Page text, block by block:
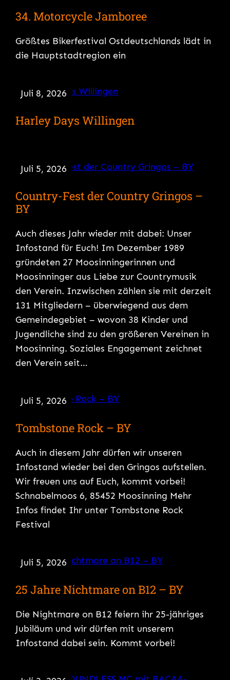
34. Motorcycle Jamboree
Größtes Bikerfestival Ostdeutschlands lädt in
die Hauptstadtregion ein
Juli 8, 2026
Harley Days Willingen
Juli 5, 2026
Country-Fest der Country Gringos –
BY
Auch dieses Jahr wieder mit dabei: Unser
Infostand für Euch! Im Dezember 1989
gründeten 27 Moosinningerinnen und
Moosinninger aus Liebe zur Countrymusik
den Verein. Inzwischen zählen sie mit derzeit
131 Mitgliedern – überwiegend aus dem
Gemeindegebiet – wovon 38 Kinder und
Jugendliche sind zu den größeren Vereinen in
Moosinning. Soziales Engagement zeichnet
den Verein seit…
Juli 5, 2026
Tombstone Rock – BY
Auch in diesem Jahr dürfen wir unseren
Infostand wieder bei den Gringos aufstellen.
Wir freuen uns auf Euch, kommt vorbei!
Schnabelmoos 6, 85452 Moosinning Mehr
Infos findet Ihr unter Tombstone Rock
Festival
Juli 5, 2026
25 Jahre Nichtmare on B12 – BY
Die Nightmare on B12 feiern ihr 25-jähriges
Jubiläum und wir dürfen mit unserem
Infostand dabei sein. Kommt vorbei!